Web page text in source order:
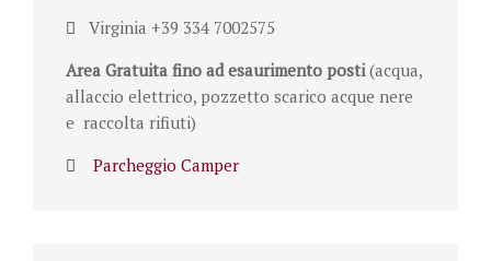
Virginia +39 334 7002575
Area Gratuita fino ad esaurimento posti(acqua,
allaccio elettrico, pozzetto scarico acque nere
e raccolta rifiuti)
Parcheggio Camper